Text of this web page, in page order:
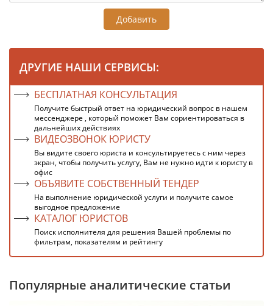
Добавить
ДРУГИЕ НАШИ СЕРВИСЫ:
БЕСПЛАТНАЯ КОНСУЛЬТАЦИЯ
Получите быстрый ответ на юридический вопрос в нашем
мессенджере , который поможет Вам сориентироваться в
дальнейших действиях
ВИДЕОЗВОНОК ЮРИСТУ
Вы видите своего юриста и консультируетесь с ним через
экран, чтобы получить услугу, Вам не нужно идти к юристу в
офис
ОБЪЯВИТЕ СОБСТВЕННЫЙ ТЕНДЕР
На выполнение юридической услуги и получите самое
выгодное предложение
КАТАЛОГ ЮРИСТОВ
Поиск исполнителя для решения Вашей проблемы по
фильтрам, показателям и рейтингу
Популярные аналитические статьи